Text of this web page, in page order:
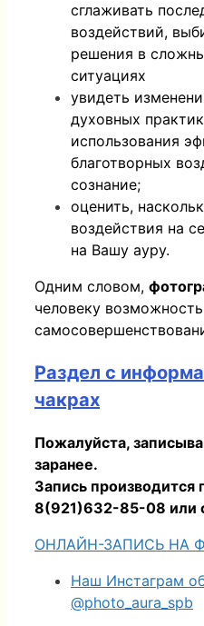
сглаживать
воздействий,
решения в
ситуациях
увидеть
духовных
использования
благотворных
сознание;
оценить,
воздействия на
на Вашу ауру.
Одним словом,
человеку возможность
Раздел с
чакрах
Пожалуйста,
заранее.
Запись производится
8(921)632-85-08 или
ОНЛАЙН-ЗАПИСЬ НА
Наш Инстаграм
@photo_aura_spb